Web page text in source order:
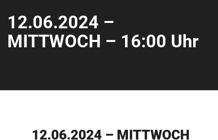
12.06.2024 –
MITTWOCH – 16:00 Uhr
12.06.2024 – MITTWOCH